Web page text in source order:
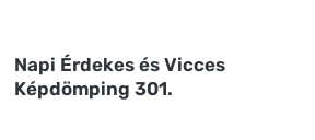
Napi Érdekes és Vicces
Képdömping 301.